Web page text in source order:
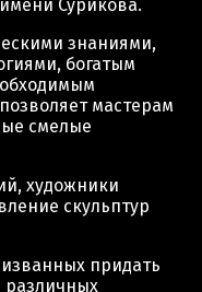
Сурикова.
знаниями,
богатым
мастерам
смелые
художники
скульптур
придать
различных